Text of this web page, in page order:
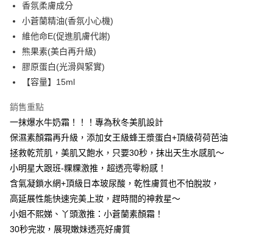
每筆NT$85，滿NT$499(含以上)免運費
付款後全家取貨
每筆NT$85，滿NT$499(含以上)免運費
7-11取貨付款
每筆NT$85，滿NT$499(含以上)免運費
宅配
每筆NT$85，滿NT$499(含以上)免運費
國家/地區配送
香氛柔膚成分
小蒼蘭精油(香氛小心機)
維他命E(促進肌膚代謝)
熊果素(美白再升級)
膠原蛋白(光滑與緊實)
【容量】15ml
銷售重點
一抹爆水牛奶霜！！！專為秋冬美肌設計
保濕素顏霜再升級，添加女王級蜂王漿蛋白+頂級荷荷芭油
拯救乾荒肌，美肌又飽水，只要30秒，抹出天生水感肌～
小明星大跟班-粿粿激推，超透亮零粉感！
含氣凝鎖水網+頂級日本玻尿酸，乾性膚質也不怕脫妝，
高延展性能快速完美上妝，趕時間的神救星～
小姐不熙娣、丫頭激推：小蒼蘭素顏霜！
30秒完妝，展現嫩妹透亮好膚質